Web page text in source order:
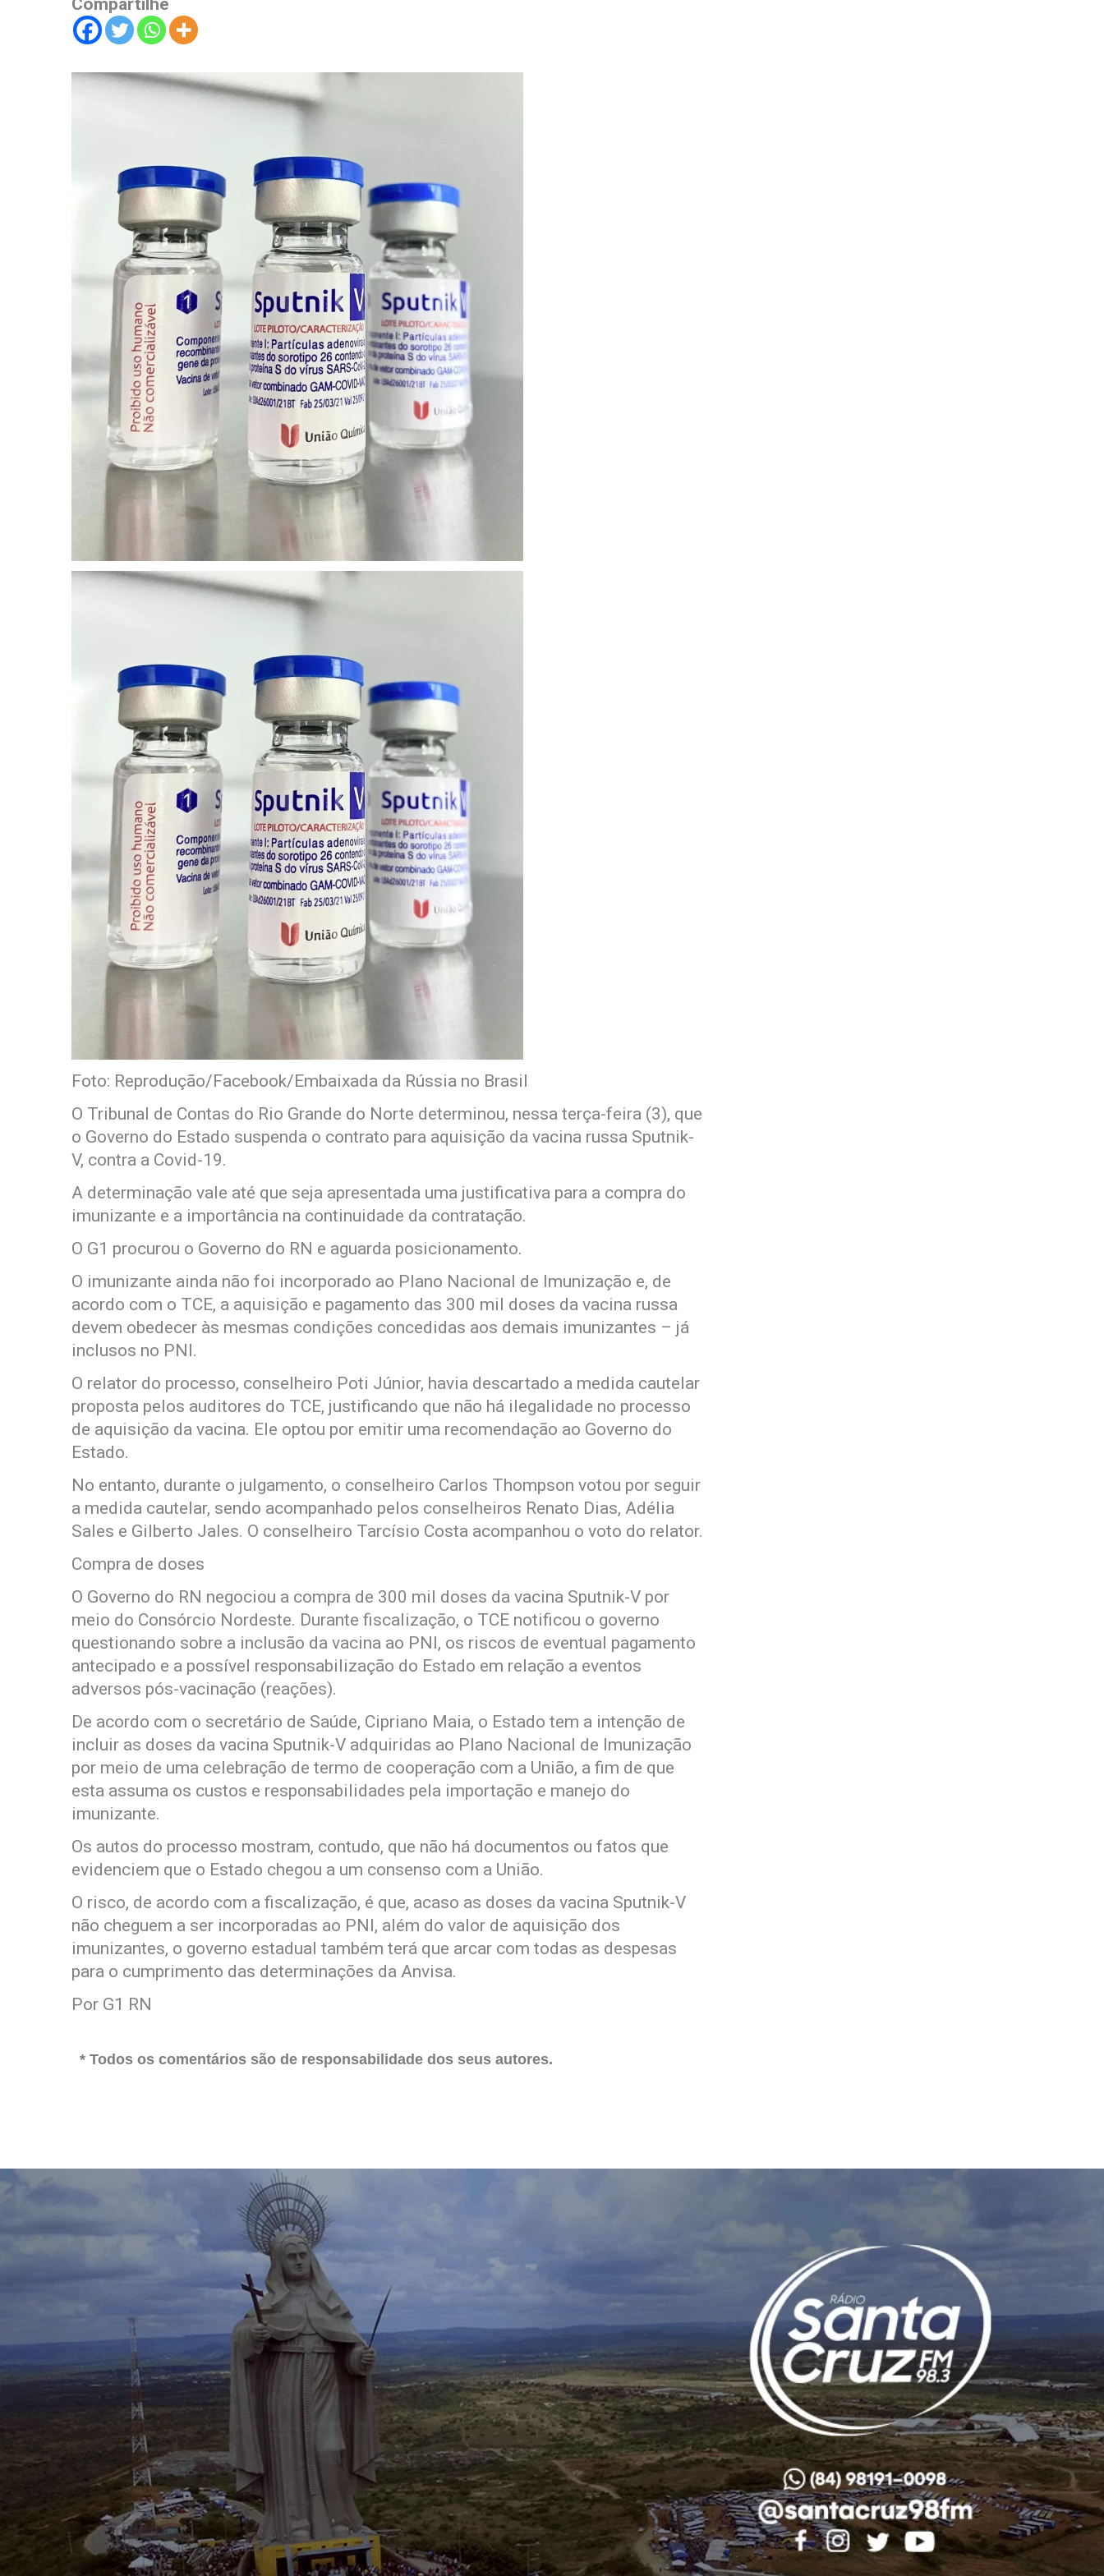
Compartilhe
Foto: Reprodução/Facebook/Embaixada da Rússia no Brasil
O Tribunal de Contas do Rio Grande do Norte determinou, nessa terça-feira (3), que
o Governo do Estado suspenda o contrato para aquisição da vacina russa Sputnik-
V, contra a Covid-19.
A determinação vale até que seja apresentada uma justificativa para a compra do
imunizante e a importância na continuidade da contratação.
O G1 procurou o Governo do RN e aguarda posicionamento.
O imunizante ainda não foi incorporado ao Plano Nacional de Imunização e, de
acordo com o TCE, a aquisição e pagamento das 300 mil doses da vacina russa
devem obedecer às mesmas condições concedidas aos demais imunizantes – já
inclusos no PNI.
O relator do processo, conselheiro Poti Júnior, havia descartado a medida cautelar
proposta pelos auditores do TCE, justificando que não há ilegalidade no processo
de aquisição da vacina. Ele optou por emitir uma recomendação ao Governo do
Estado.
No entanto, durante o julgamento, o conselheiro Carlos Thompson votou por seguir
a medida cautelar, sendo acompanhado pelos conselheiros Renato Dias, Adélia
Sales e Gilberto Jales. O conselheiro Tarcísio Costa acompanhou o voto do relator.
Compra de doses
O Governo do RN negociou a compra de 300 mil doses da vacina Sputnik-V por
meio do Consórcio Nordeste. Durante fiscalização, o TCE notificou o governo
questionando sobre a inclusão da vacina ao PNI, os riscos de eventual pagamento
antecipado e a possível responsabilização do Estado em relação a eventos
adversos pós-vacinação (reações).
De acordo com o secretário de Saúde, Cipriano Maia, o Estado tem a intenção de
incluir as doses da vacina Sputnik-V adquiridas ao Plano Nacional de Imunização
por meio de uma celebração de termo de cooperação com a União, a fim de que
esta assuma os custos e responsabilidades pela importação e manejo do
imunizante.
Os autos do processo mostram, contudo, que não há documentos ou fatos que
evidenciem que o Estado chegou a um consenso com a União.
O risco, de acordo com a fiscalização, é que, acaso as doses da vacina Sputnik-V
não cheguem a ser incorporadas ao PNI, além do valor de aquisição dos
imunizantes, o governo estadual também terá que arcar com todas as despesas
para o cumprimento das determinações da Anvisa.
Por G1 RN
* Todos os comentários são de responsabilidade dos seus autores.